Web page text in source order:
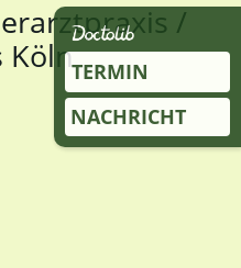
/
KölnTERMIN
NACHRICHT